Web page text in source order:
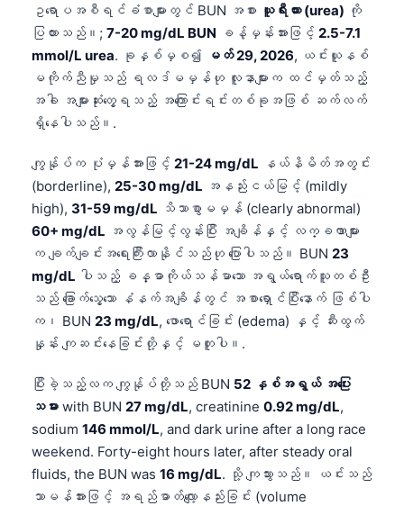
ဥရောပအစီရင်ခံစာများတွင် BUN အစား ယူရီးယား (urea) ကို
ပြထားသည်။; 7-20 mg/dL BUN ခန့်မှန်းအားဖြင့် 2.5-7.1
mmol/L urea. ခုနှစ်မှစ၍ မတ် 29, 2026, ယင်းယူနစ်
မကိုက်ညီမှုသည် ရလဒ်မမှန်ဟု လူနာများက ထင်မှတ်သည့်
အခါ အများဆုံးတွေ့ရသည့် အကြောင်းရင်းတစ်ခုအဖြစ် ဆက်လက်
ရှိနေပါသည်။.
ကျွန်ုပ်က ပုံမှန်အားဖြင့် 21-24 mg/dL နယ်နိမိတ်အတွင်း
(borderline), 25-30 mg/dL အနည်းငယ်မြင့် (mildly
high), 31-59 mg/dL သိသာစွာမမှန် (clearly abnormal)
60+ mg/dL အလွန်မြင့်လွန်းပြီး အချိန်နှင့် လက္ခဏာများ
က ချက်ချင်းအရေးကြီးလာနိုင်သည်ဟု ပြောပါသည်။ BUN 23
mg/dL ပါသည့် ခန္ဓာကိုယ်သန်မာသော အရွယ်ရောက်သူတစ်ဦး
သည် ခြောက်သွေ့သော နံနက်အချိန်တွင် အစာရှောင်ပြီးနောက် ဖြစ်ပါ
က၊ BUN 23 mg/dL, ဖောရောင်ခြင်း (edema) နှင့် ဆီးထွက်
နှုန်း ကျဆင်းနေခြင်းတို့နှင့် မတူပါ။.
ပြီးခဲ့သည့်လက ကျွန်ုပ်တို့သည် BUN 52 နှစ်အရွယ် အပြေး
သမား with BUN 27 mg/dL, creatinine 0.92 mg/dL,
sodium 146 mmol/L, and dark urine after a long race
weekend. Forty-eight hours later, after steady oral
fluids, the BUN was 16 mg/dL. သို့ ကျသွားသည်။ ယင်းသည်
သာမန်အားဖြင့် အရည်ဓာတ်လျော့နည်းခြင်း (volume